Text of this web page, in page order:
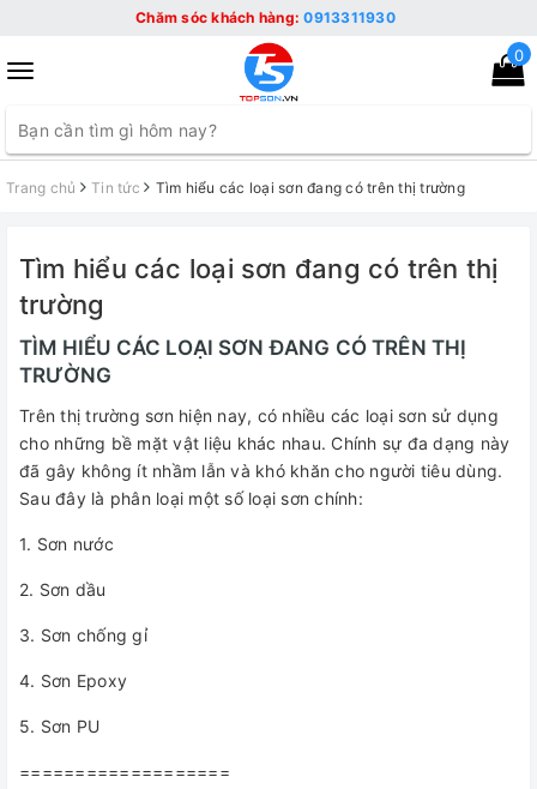
Chăm sóc khách hàng:0913311930
Toggle
0
Trang chủ Tin tức Tìm hiểu các loại sơn đang có trên thị trường
Tìm hiểu các loại sơn đang có trên thị
trường
TÌM HIỂU CÁC LOẠI SƠN ĐANG CÓ TRÊN THỊ
TRƯỜNG
Trên thị trường sơn hiện nay, có nhiều các loại sơn sử dụng
cho những bề mặt vật liệu khác nhau. Chính sự đa dạng này
đã gây không ít nhầm lẫn và khó khăn cho người tiêu dùng.
Sau đây là phân loại một số loại sơn chính:
1. Sơn nước
2. Sơn dầu
3. Sơn chống gỉ
4. Sơn Epoxy
5. Sơn PU
===================